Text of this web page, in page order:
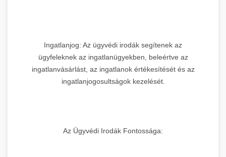
Ingatlanjog: Az ügyvédi irodák segítenek az
ügyfeleknek az ingatlanügyekben, beleértve az
ingatlanvásárlást, az ingatlanok értékesítését és az
ingatlanjogosultságok kezelését.
Az Ügyvédi Irodák Fontossága: